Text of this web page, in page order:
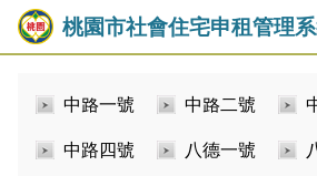
桃園市社會住宅申租管理
中路一號 中路二號
中路四號 八德一號